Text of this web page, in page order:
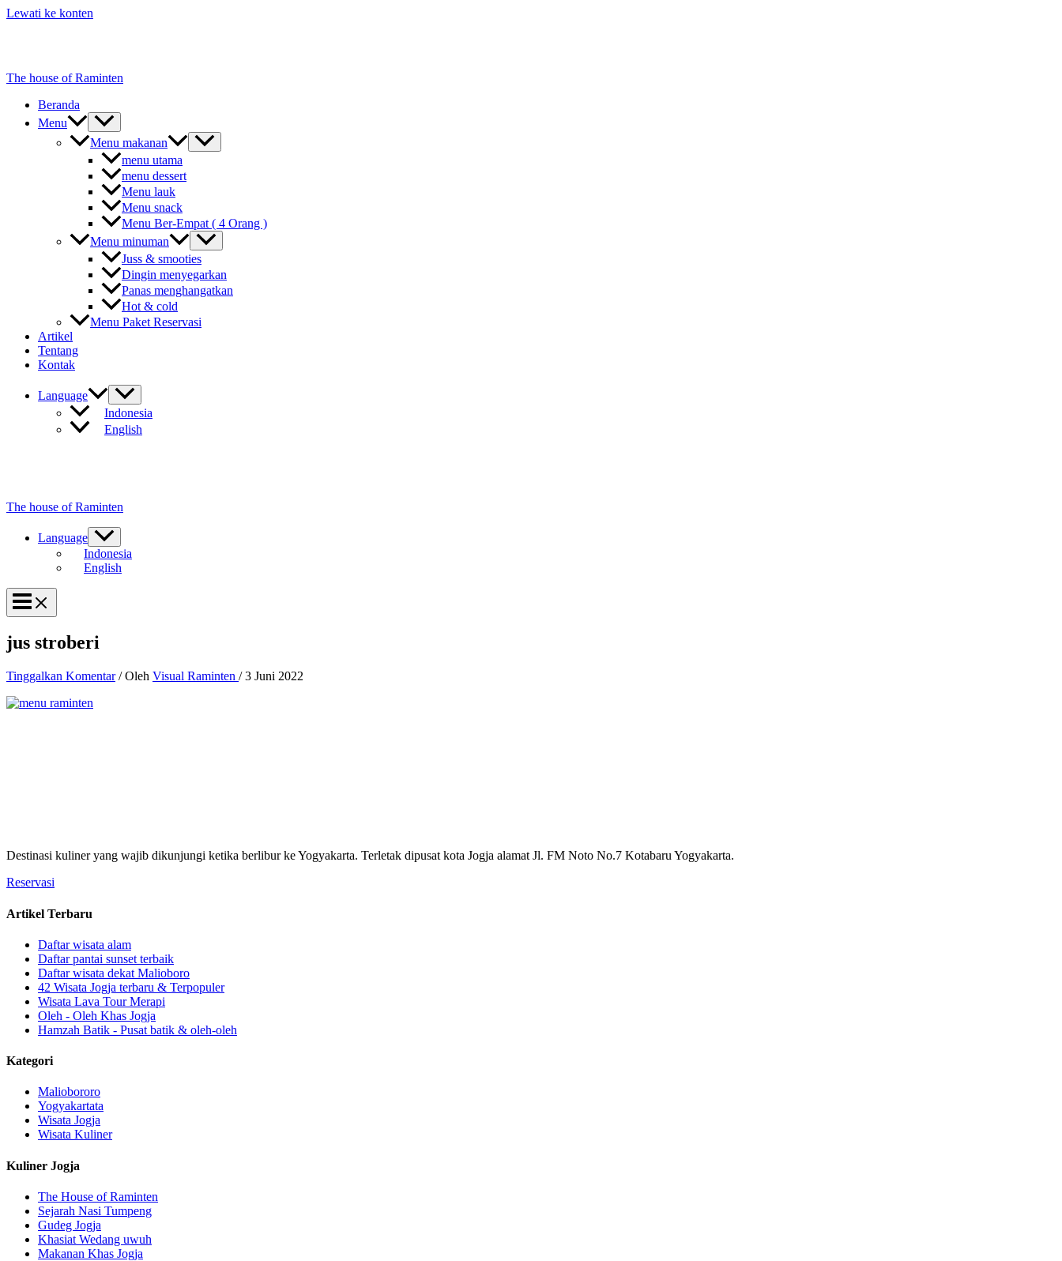
Lewati ke konten
The house of Raminten
Beranda
Menu
Menu makanan
menu utama
menu dessert
Menu lauk
Menu snack
Menu Ber-Empat ( 4 Orang )
Menu minuman
Juss & smooties
Dingin menyegarkan
Panas menghangatkan
Hot & cold
Menu Paket Reservasi
Artikel
Tentang
Kontak
Language
Indonesia
English
The house of Raminten
Language
Indonesia
English
jus stroberi
Tinggalkan Komentar / Oleh Visual Raminten /3 Juni 2022
Destinasi kuliner yang wajib dikunjungi ketika berlibur ke Yogyakarta. Terletak dipusat kota Jogja alamat Jl. FM Noto No.7 Kotabaru Yogyakarta.
Reservasi
Artikel Terbaru
Daftar wisata alam
Daftar pantai sunset terbaik
Daftar wisata dekat Malioboro
42 Wisata Jogja terbaru & Terpopuler
Wisata Lava Tour Merapi
Oleh - Oleh Khas Jogja
Hamzah Batik - Pusat batik & oleh-oleh
Kategori
Maliobororo
Yogyakartata
Wisata Jogja
Wisata Kuliner
Kuliner Jogja
The House of Raminten
Sejarah Nasi Tumpeng
Gudeg Jogja
Khasiat Wedang uwuh
Makanan Khas Jogja